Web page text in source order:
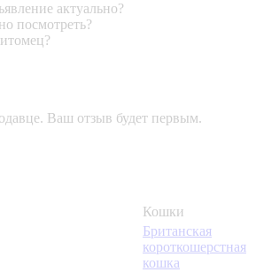
актуально?
посмотреть?
Ваш отзыв будет первым.
Кошки
Британская
короткошерстная
кошка